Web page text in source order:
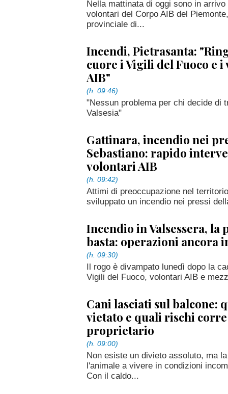
Nella mattinata di oggi sono in
volontari del Corpo AIB del
provinciale di...
Incendi, Pietrasanta:
cuore i Vigili del Fuoco e
AIB"
(h. 09:46)
"Nessun problema per chi decide di
Valsesia"
Gattinara, incendio nei
Sebastiano: rapido
volontari AIB
(h. 09:42)
Attimi di preoccupazione nel
sviluppato un incendio nei pressi
Incendio in Valsessera, la
basta: operazioni ancora
(h. 09:30)
Il rogo è divampato lunedì dopo la
Vigili del Fuoco, volontari AIB e
Cani lasciati sul balcone:
vietato e quali rischi
proprietario
(h. 09:00)
Non esiste un divieto assoluto, ma
l'animale a vivere in condizioni
Con il caldo...